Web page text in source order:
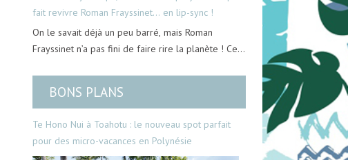
fait revivre Roman Frayssinet… en lip-sync !
On le savait déjà un peu barré, mais Roman
Frayssinet n’a pas fini de faire rire la planète ! Ce…
BONS PLANS
Te Hono Nui à Toahotu : le nouveau spot parfait
pour des micro-vacances en Polynésie